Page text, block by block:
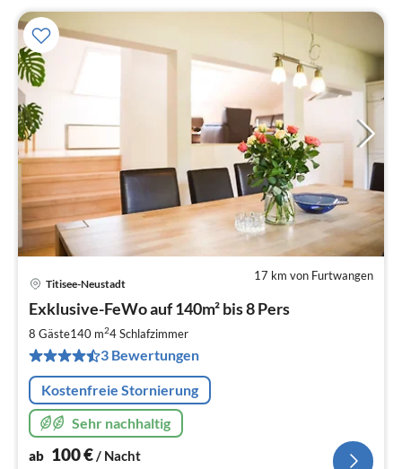
17 km von Furtwangen
Titisee-Neustadt
Exklusive-FeWo auf 140m² bis 8 Pers
8 Gäste140 m24Schlafzimmer
3 Bewertungen
Kostenfreie Stornierung
Sehr nachhaltig
ab 100€ / Nacht